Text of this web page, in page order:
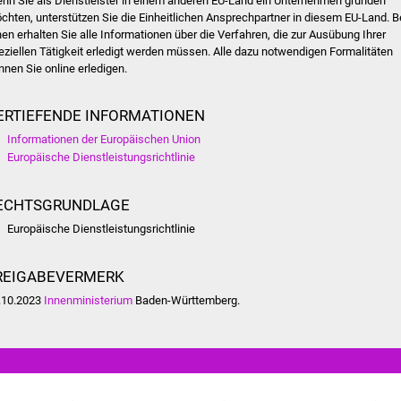
unterstützen Sie die Einheitlichen Ansprechpartner in diesem EU-Land.
erhalten Sie alle Informationen über die Verfahren, die zur Ausübung Ihrer
Tätigkeit erledigt werden müssen. Alle dazu notwendigen Formalitäten
Sie online erledigen.
INFORMATIONEN
Informationen der Europäischen Union
Europäische Dienstleistungsrichtlinie
Europäische Dienstleistungsrichtlinie
Innenministerium Baden-Württemberg.